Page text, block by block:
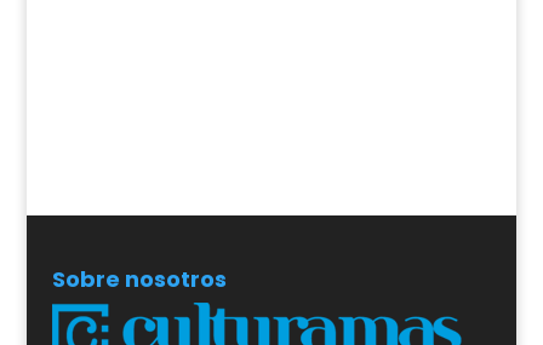
Sobre nosotros